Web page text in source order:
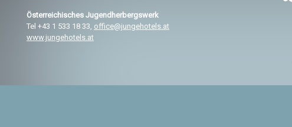
Österreichisches Jugendherbergswerk
Tel +43 1 533 18 33, office@jungehotels.at
www.jungehotels.at